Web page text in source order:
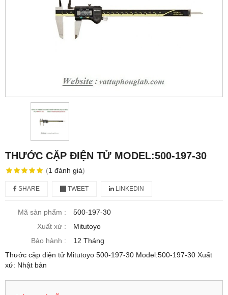
THƯỚC CẶP ĐIỆN TỬ MODEL:500-197-30
(1 đánh giá)
SHARE TWEET LINKEDIN
Mã sản phẩm :
500-197-30
Xuất xứ :
Mitutoyo
Bảo hành :
12 Tháng
Thước cặp điện tử Mitutoyo 500-197-30 Model:500-197-30 Xuất
xứ: Nhật bản